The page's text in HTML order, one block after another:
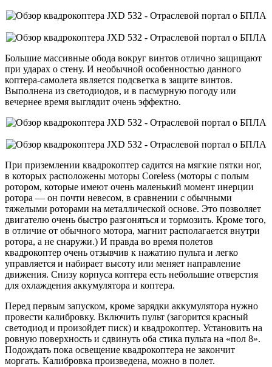
Большие массивные обода вокруг винтов отлично защищают
при ударах о стену. И необычной особенностью данного
коптера-самолета является подсветка в защите винтов.
Выполнена из светодиодов, и в пасмурную погоду или
вечернее время выглядит очень эффектно.
При приземлении квадрокоптер садится на мягкие пятки ног,
в которых расположены моторы Coreless (моторы с полым
ротором, которые имеют очень маленький момент инерции
ротора — он почти невесом, в сравнении с обычными
тяжелыми роторами на металлической основе. Это позволяет
двигателю очень быстро разгоняться и тормозить. Кроме того,
в отличие от обычного мотора, магнит располагается внутри
ротора, а не снаружи.) И правда во время полетов
квадрокоптер очень отзывчив к нажатию пульта и легко
управляется и набирает высоту или меняет направление
движения. Снизу корпуса коптера есть небольшие отверстия
для охлаждения аккумулятора и коптера.
Перед первым запуском, кроме зарядки аккумулятора нужно
провести калибровку. Включить пульт (загорится красный
светодиод и произойдет писк) и квадрокоптер. Установить на
ровную поверхность и сдвинуть оба стика пульта на «пол 8».
Подождать пока освещение квадрокоптера не закончит
моргать. Калибровка произведена, можно в полет.